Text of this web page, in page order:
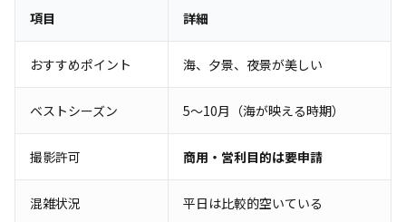
項目 詳細
おすすめポイント 海、夕景、夜景が美しい
ベストシーズン 5〜10月（海が映える時期）
撮影許可 商用・営利目的は要申請
混雑状況 平日は比較的空いている